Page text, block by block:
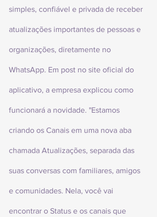
simples, confiável e privada de receber
atualizações importantes de pessoas e
organizações, diretamente no
WhatsApp. Em post no site oficial do
aplicativo, a empresa explicou como
funcionará a novidade. "Estamos
criando os Canais em uma nova aba
chamada Atualizações, separada das
suas conversas com familiares, amigos
e comunidades. Nela, você vai
encontrar o Status e os canais que